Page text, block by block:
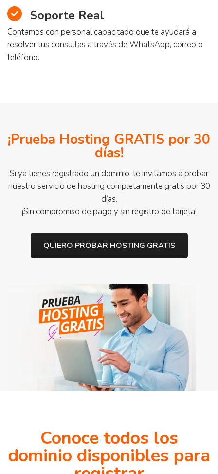
Soporte Real
Contamos con personal capacitado que te ayudará a
resolver tus consultas a través de WhatsApp, correo o
teléfono.
¡Prueba Hosting GRATIS por 30
días!
Si ya tienes registrado un dominio, te invitamos a probar
nuestro servicio de hosting completamente gratis por 30
días.
¡Sin compromiso de pago y sin registro de tarjeta!
QUIERO PROBAR HOSTING GRATIS
Conoce todos los
dominio disponibles para